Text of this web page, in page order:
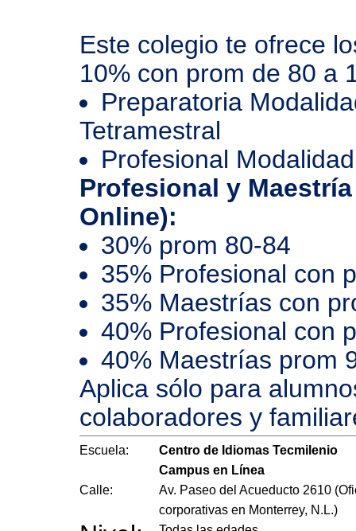
Este colegio te ofrece
10% con prom de 80 a
Preparatoria
Tetramestral
Profesional
Profesional y
Online):
30% prom 80-84
35% Profesional con
35% Maestrías con
40% Profesional con
40% Maestrías prom
Aplica sólo para
colaboradores y
Escuela:
Centro de Idiomas Tecmilenio
Campus en Línea
Calle:
Av. Paseo del Acueducto 2610
corporativas en Monterrey, N.L.)